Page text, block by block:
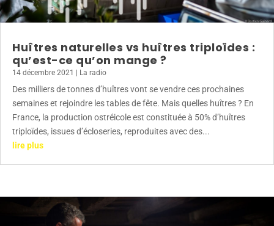
Huîtres naturelles vs huîtres triploïdes :
qu’est-ce qu’on mange ?
14 décembre 2021 La radio
Des milliers de tonnes d’huîtres vont se vendre ces prochaines
semaines et rejoindre les tables de fête. Mais quelles huîtres ? En
France, la production ostréicole est constituée à 50% d’huîtres
triploïdes, issues d’écloseries, reproduites avec des...
lire plus